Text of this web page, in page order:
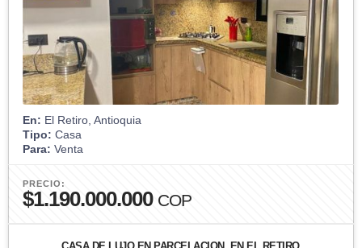
En: El Retiro, Antioquia
Tipo: Casa
Para: Venta
PRECIO:
$1.190.000.000 COP